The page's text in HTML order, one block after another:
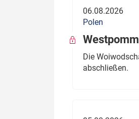
06.08.2026
Polen
Die
abschließen.